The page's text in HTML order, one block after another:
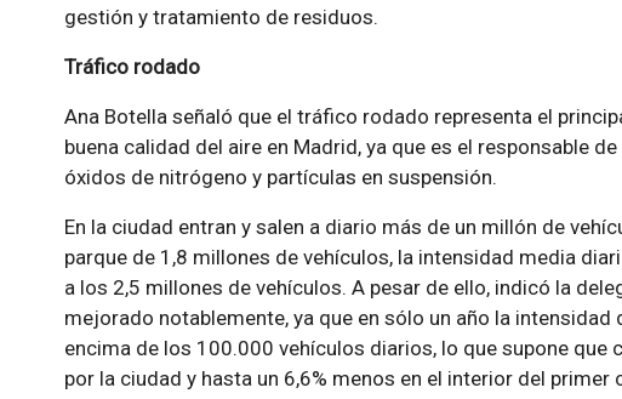
gestión y tratamiento de residuos.
Tráfico rodado
Ana Botella señaló que el tráfico rodado representa el
buena calidad del aire en Madrid, ya que es el responsable
óxidos de nitrógeno y partículas en suspensión.
En la ciudad entran y salen a diario más de un millón de
parque de 1,8 millones de vehículos, la intensidad media
a los 2,5 millones de vehículos. A pesar de ello, indicó la
mejorado notablemente, ya que en sólo un año la
encima de los 100.000 vehículos diarios, lo que supone que
por la ciudad y hasta un 6,6% menos en el interior del primer